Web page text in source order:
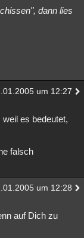
dann lies
um 12:27
es bedeutet,
falsch
um 12:28
auf Dich zu